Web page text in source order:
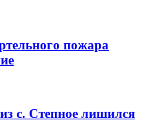
пожара
с. Степное лишился